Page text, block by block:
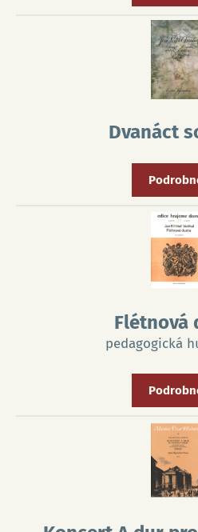
Dvanáct
Flétnová
pedagogická